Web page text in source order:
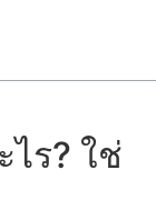
ร? ใช่